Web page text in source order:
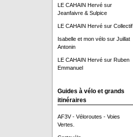
LE CAHAIN Hervésur
Jeanfaivre & Sulpice
LE CAHAIN Hervésur Collectif
Isabelle et mon vélosur Juillat
Antonin
LE CAHAIN Hervésur Ruben
Emmanuel
Guides à vélo et grands
itinéraires
AF3V - Véloroutes - Voies
Vertes.